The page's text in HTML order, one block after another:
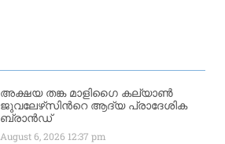
അക്ഷയ തങ്ക മാളിഗൈ കല്യാണ്‍
ജുവലേഴ്‌സിന്‍റെ ആദ്യ പ്രാദേശിക
ബ്രാന്‍ഡ്
August 6, 2026 12:37 pm